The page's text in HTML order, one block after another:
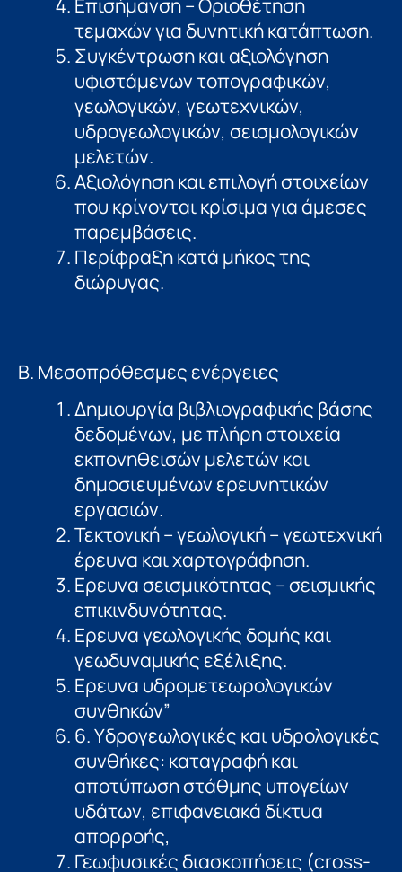
Επισήµανση – Οριοθέτηση
τεµαχών για δυνητική κατάπτωση.
Συγκέντρωση και αξιολόγηση
υφιστάμενων τοπογραφικών,
γεωλογικών, γεωτεχνικών,
υδρογεωλογικών, σεισμολογικών
μελετών.
Αξιολόγηση και επιλογή στοιχείων
που κρίνονται κρίσιµα για άµεσες
παρεμβάσεις.
Περίφραξη κατά µήκος της
διώρυγας.
Β. Μεσοπρόθεσµες ενέργειες
Δημιουργία βιβλιογραφικής βάσης
δεδοµένων, µε πλήρη στοιχεία
εκπονηθεισών μελετών και
δημοσιευµένων ερευνητικών
εργασιών.
Τεκτονική – γεωλογική – γεωτεχνική
έρευνα και χαρτογράφηση.
Ερευνα σεισµικότητας – σεισμικής
επικινδυνότητας.
Ερευνα γεωλογικής δοµής και
γεωδυναµικής εξέλιξης.
Ερευνα υδρομετεωρολογικών
συνθηκών”
6. Yδρογεωλογικές και υδρολογικές
συνθήκες: καταγραφή και
αποτύπωση στάθµης υπογείων
υδάτων, επιφανειακά δίκτυα
απορροής,
Γεωφυσικές διασκοπήσεις (cross-